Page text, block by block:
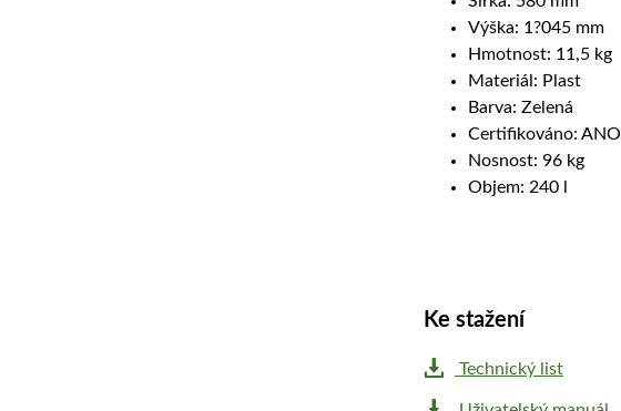
Výška: 1?045 mm
Hmotnost: 11,5 kg
Materiál: Plast
Barva: Zelená
Certifikováno: ANO
Nosnost: 96 kg
Objem: 240 l
Ke stažení
Technický list